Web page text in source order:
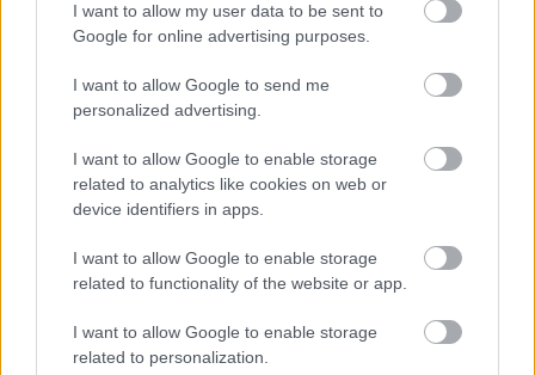
I want to allow my user data to be sent to
Google for online advertising purposes.
I want to allow Google to send me
personalized advertising.
I want to allow Google to enable storage
related to analytics like cookies on web or
device identifiers in apps.
I want to allow Google to enable storage
related to functionality of the website or app.
I want to allow Google to enable storage
related to personalization.
2026.08.06. Kiss Lajos
Egyszer fent, egyszer lent, így festett a Duna a két
fotógyűjtemény ugyanazokból a szögekből
Akik szeretik az előtte-utána képeket, azok számára
feltétlenül ajánlott ez a képgyűjtemény. Több helyszín
ugyanabból a...